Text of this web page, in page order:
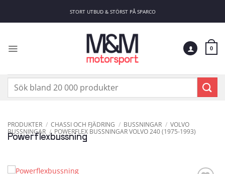
STORT UTBUD & STÖRST PÅ SPARCO
0
Sök
PRODUKTER / CHASSI OCH FJÄDRING / BUSSNINGAR / VOLVO
BUSSNINGAR / POWERFLEX BUSSNINGAR VOLVO 240 (1975-1993)
Powerflexbussning